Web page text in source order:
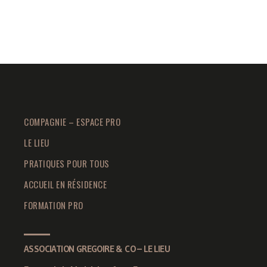
COMPAGNIE – ESPACE PRO
LE LIEU
PRATIQUES POUR TOUS
ACCUEIL EN RÉSIDENCE
FORMATION PRO
ASSOCIATION GREGOIRE & CO – LE LIEU